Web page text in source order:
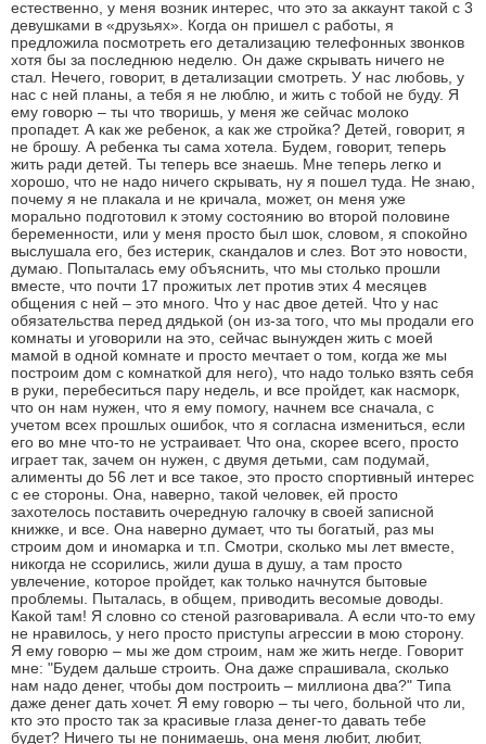
естественно, у меня возник интерес, что это за аккаунт такой с 3
девушками в «друзьях». Когда он пришел с работы, я
предложила посмотреть его детализацию телефонных звонков
хотя бы за последнюю неделю. Он даже скрывать ничего не
стал. Нечего, говорит, в детализации смотреть. У нас любовь, у
нас с ней планы, а тебя я не люблю, и жить с тобой не буду. Я
ему говорю – ты что творишь, у меня же сейчас молоко
пропадет. А как же ребенок, а как же стройка? Детей, говорит, я
не брошу. А ребенка ты сама хотела. Будем, говорит, теперь
жить ради детей. Ты теперь все знаешь. Мне теперь легко и
хорошо, что не надо ничего скрывать, ну я пошел туда. Не знаю,
почему я не плакала и не кричала, может, он меня уже
морально подготовил к этому состоянию во второй половине
беременности, или у меня просто был шок, словом, я спокойно
выслушала его, без истерик, скандалов и слез. Вот это новости,
думаю. Попыталась ему объяснить, что мы столько прошли
вместе, что почти 17 прожитых лет против этих 4 месяцев
общения с ней – это много. Что у нас двое детей. Что у нас
обязательства перед дядькой (он из-за того, что мы продали его
комнаты и уговорили на это, сейчас вынужден жить с моей
мамой в одной комнате и просто мечтает о том, когда же мы
построим дом с комнаткой для него), что надо только взять себя
в руки, перебеситься пару недель, и все пройдет, как насморк,
что он нам нужен, что я ему помогу, начнем все сначала, с
учетом всех прошлых ошибок, что я согласна измениться, если
его во мне что-то не устраивает. Что она, скорее всего, просто
играет так, зачем он нужен, с двумя детьми, сам подумай,
алименты до 56 лет и все такое, это просто спортивный интерес
с ее стороны. Она, наверно, такой человек, ей просто
захотелось поставить очередную галочку в своей записной
книжке, и все. Она наверно думает, что ты богатый, раз мы
строим дом и иномарка и т.п. Смотри, сколько мы лет вместе,
никогда не ссорились, жили душа в душу, а там просто
увлечение, которое пройдет, как только начнутся бытовые
проблемы. Пыталась, в общем, приводить весомые доводы.
Какой там! Я словно со стеной разговаривала. А если что-то ему
не нравилось, у него просто приступы агрессии в мою сторону.
Я ему говорю – мы же дом строим, нам же жить негде. Говорит
мне: "Будем дальше строить. Она даже спрашивала, сколько
нам надо денег, чтобы дом построить – миллиона два?" Типа
даже денег дать хочет. Я ему говорю – ты чего, больной что ли,
кто это просто так за красивые глаза денег-то давать тебе
будет? Ничего ты не понимаешь, она меня любит, любит,